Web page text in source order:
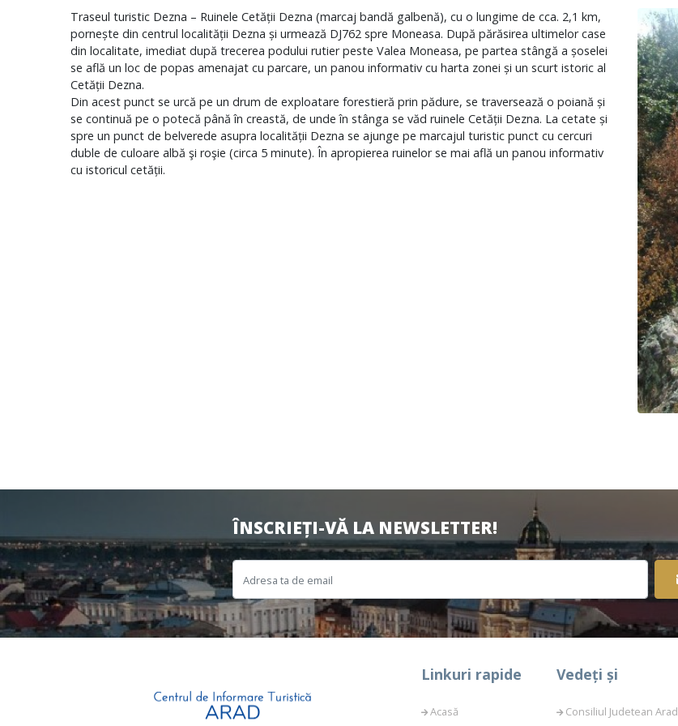
Traseul turistic Dezna – Ruinele Cetății Dezna (marcaj bandă galbenă), cu o lungime de cca. 2,1 km,
pornește din centrul localității Dezna și urmează DJ762 spre Moneasa. După părăsirea ultimelor case
din localitate, imediat după trecerea podului rutier peste Valea Moneasa, pe partea stângă a șoselei
se află un loc de popas amenajat cu parcare, un panou informativ cu harta zonei și un scurt istoric al
Cetății Dezna.
Din acest punct se urcă pe un drum de exploatare forestieră prin pădure, se traversează o poiană și
se continuă pe o potecă până în creastă, de unde în stânga se văd ruinele Cetății Dezna. La cetate și
spre un punct de belverede asupra localității Dezna se ajunge pe marcajul turistic punct cu cercuri
duble de culoare albă şi roşie (circa 5 minute). În apropierea ruinelor se mai află un panou informativ
cu istoricul cetății.
ÎNSCRIEȚI-VĂ LA NEWSLETTER!
Linkuri rapide
Acasă
Vedeți și
Consiliul Judetean Arad